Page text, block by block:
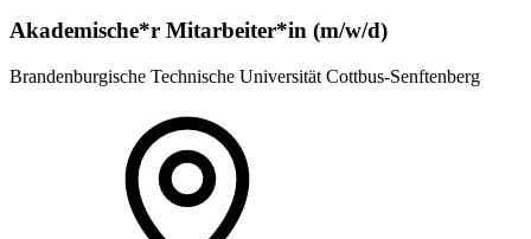
Akademische*r Mitarbeiter*in (m/w/d)
Brandenburgische Technische Universität Cottbus-Senftenberg